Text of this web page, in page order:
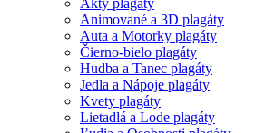
Akty plagáty
Animované a 3D plagáty
Auta a Motorky plagáty
Čierno-bielo plagáty
Hudba a Tanec plagáty
Jedla a Nápoje plagáty
Kvety plagáty
Lietadlá a Lode plagáty